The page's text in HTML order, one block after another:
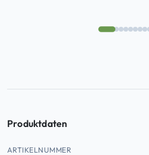
Produktdaten
ARTIKELNUMMER